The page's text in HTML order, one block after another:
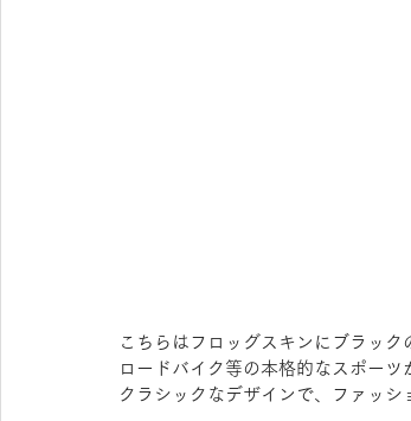
こちらはフロッグスキンにブラック
ロードバイク等の本格的なスポー
クラシックなデザインで、ファッシ